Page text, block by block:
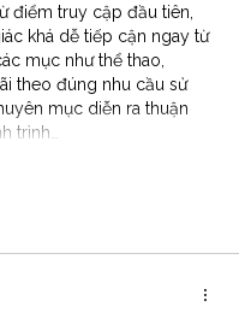
điểm truy cập đầu tiên,
khá dễ tiếp cận ngay từ
mục như thể thao,
theo đúng nhu cầu sử
mục diễn ra thuận
trình…